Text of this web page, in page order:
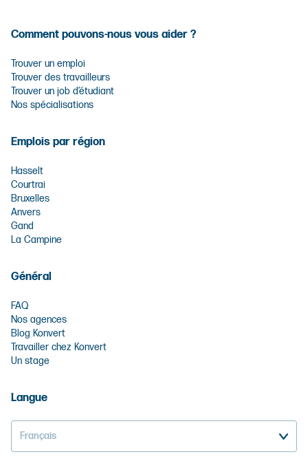
Comment pouvons-nous vous aider ?
Trouver un emploi
Trouver des travailleurs
Trouver un job d’étudiant
Nos spécialisations
Emplois par région
Hasselt
Courtrai
Bruxelles
Anvers
Gand
La Campine
Général
FAQ
Nos agences
Blog Konvert
Travailler chez Konvert
Un stage
Langue
Français